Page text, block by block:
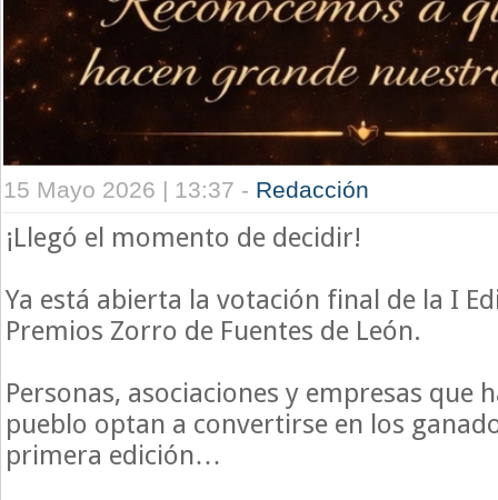
15 Mayo 2026 | 13:37 - Redacción
¡Llegó el momento de decidir!
Ya está abierta la votación final de la I
Premios Zorro de Fuentes de León.
Personas, asociaciones y empresas que
pueblo optan a convertirse en los
primera edición…